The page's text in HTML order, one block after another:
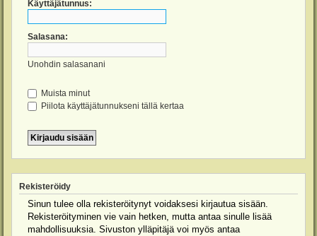
Käyttäjätunnus:
Salasana:
Unohdin salasanani
Muista minut
Piilota käyttäjätunnukseni tällä kertaa
Rekisteröidy
Sinun tulee olla rekisteröitynyt voidaksesi kirjautua sisään.
Rekisteröityminen vie vain hetken, mutta antaa sinulle lisää
mahdollisuuksia. Sivuston ylläpitäjä voi myös antaa